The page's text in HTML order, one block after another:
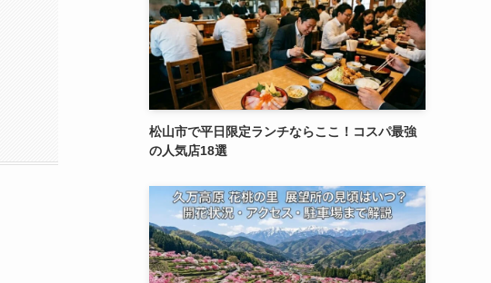
松山市で平日限定ランチならここ！コスパ最強
の人気店18選